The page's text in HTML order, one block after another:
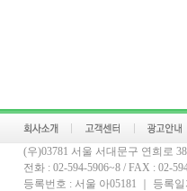
(우)03781 서울 서대문구 연희로
전화 : 02-594-5906~8 / FAX : 02-
등록번호 : 서울 아05181 ｜ 등록